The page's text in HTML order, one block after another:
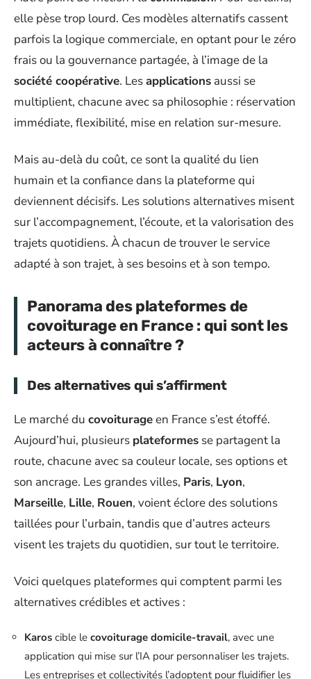
elle pèse trop lourd. Ces modèles alternatifs cassent
parfois la logique commerciale, en optant pour le zéro
frais ou la gouvernance partagée, à l’image de la
société coopérative. Lesapplications aussi se
multiplient, chacune avec sa philosophie : réservation
immédiate, flexibilité, mise en relation sur-mesure.
Mais au-delà du coût, ce sont la qualité du lien
humain et la confiance dans la plateforme qui
deviennent décisifs. Les solutions alternatives misent
sur l’accompagnement, l’écoute, et la valorisation des
trajets quotidiens. À chacun de trouver le service
adapté à son trajet, à ses besoins et à son tempo.
Panorama des plateformes de
covoiturage en France : qui sont les
acteurs à connaître ?
Des alternatives qui s’affirment
Le marché du covoiturageen France s’est étoffé.
Aujourd’hui, plusieurs plateformes se partagent la
route, chacune avec sa couleur locale, ses options et
son ancrage. Les grandes villes, Paris, Lyon,
Marseille, Lille, Rouen, voient éclore des solutions
taillées pour l’urbain, tandis que d’autres acteurs
visent les trajets du quotidien, sur tout le territoire.
Voici quelques plateformes qui comptent parmi les
alternatives crédibles et actives :
Karos cible le covoiturage domicile-travail, avec une
application qui mise sur l’IA pour personnaliser les trajets.
Les entreprises et collectivités l’adoptent pour fluidifier les